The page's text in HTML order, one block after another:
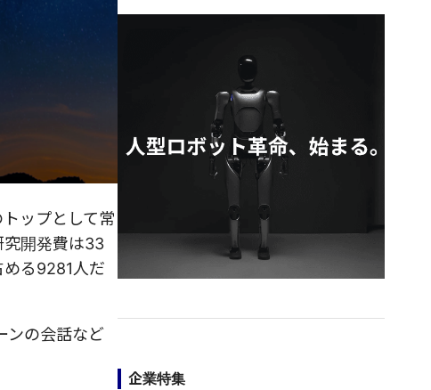
ップとして常
究開発費は33
る9281人だ
ンの会話など
企業特集